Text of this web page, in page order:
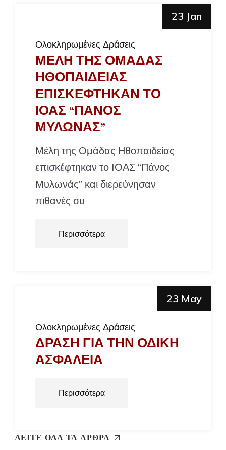
23 Jan
Ολοκληρωμένες Δράσεις
ΜΕΛΗ ΤΗΣ ΟΜΑΔΑΣ
ΗΘΟΠΑΙΔΕΙΑΣ
ΕΠΙΣΚΕΦΤΗΚΑΝ ΤΟ
ΙΟΑΣ “ΠΑΝΟΣ
ΜΥΛΩΝΑΣ”
Μέλη της Ομάδας Ηθοπαιδείας
επισκέφτηκαν το ΙΟΑΣ “Πάνος
Μυλωνάς” και διερεύνησαν
πιθανές συ
Περισσότερα
23 May
Ολοκληρωμένες Δράσεις
ΔΡΑΣΗ ΓΙΑ ΤΗΝ ΟΔΙΚΗ
ΑΣΦΑΛΕΙΑ
Περισσότερα
ΔΕΙΤΕ ΟΛΑ ΤΑ ΑΡΘΡΑ